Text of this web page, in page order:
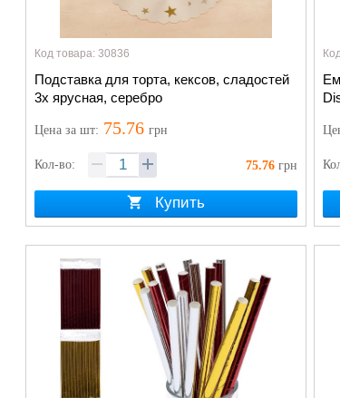
Код товара: 30836
Подставка для торта, кексов, сладостей
3х ярусная, серебро
Цена за шт: 75.76 грн
Кол-во: 75.76 грн
Купить